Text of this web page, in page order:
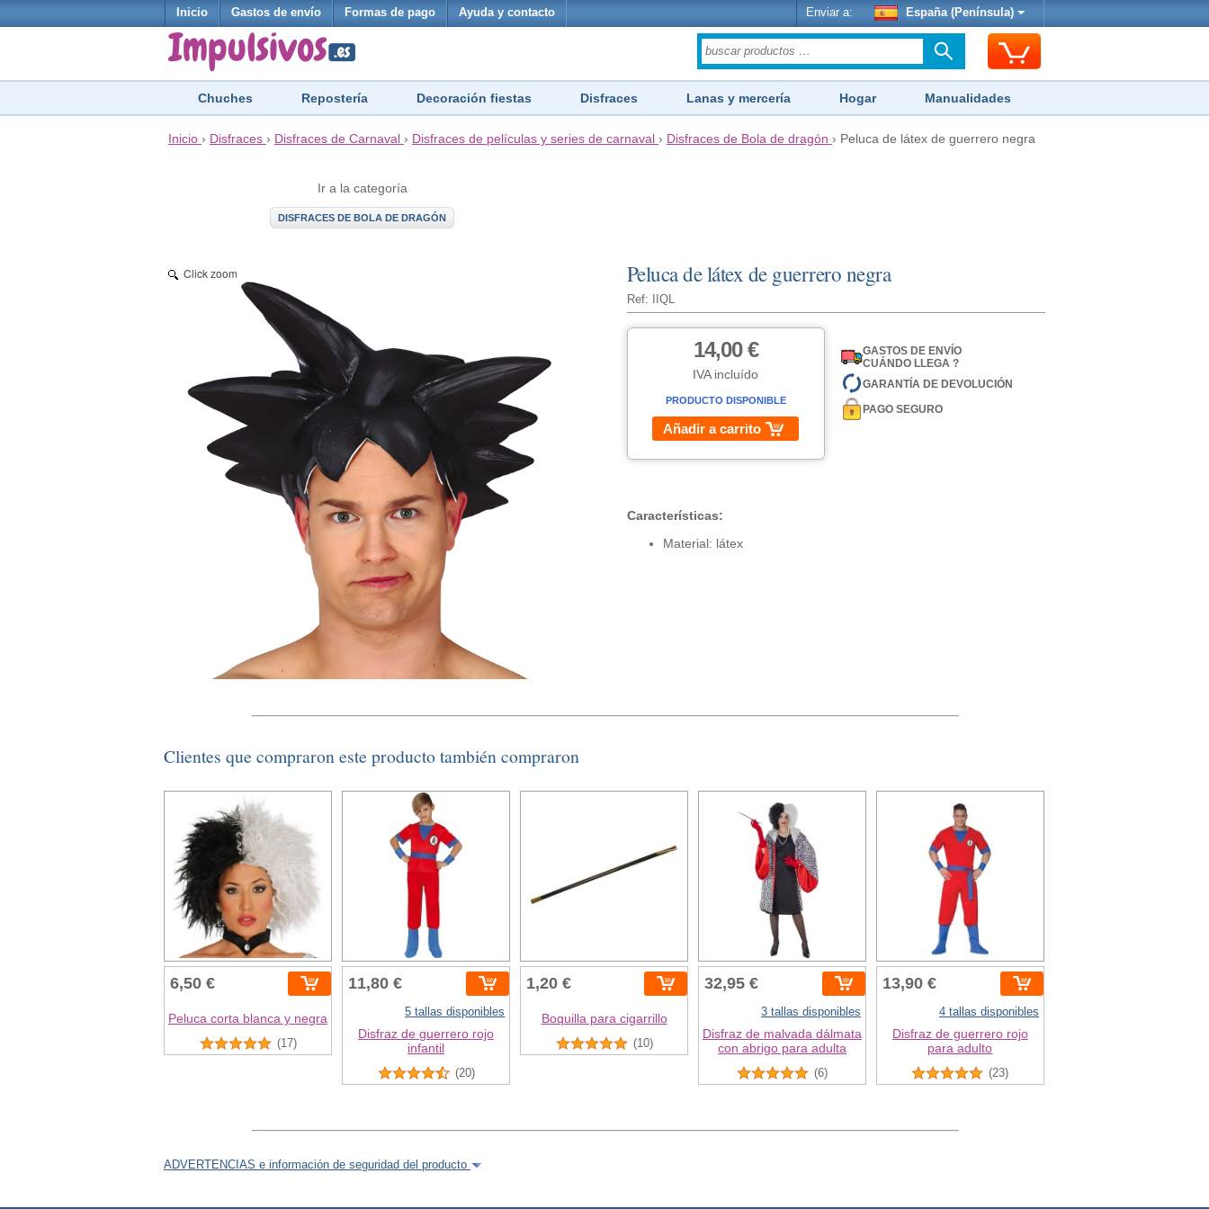
Inicio Gastos de envío Formas de pago Ayuda y contacto Enviar a: España (Península)
Chuches Repostería Decoración fiestas Disfraces Lanas y mercería Hogar Manualidades
Inicio › Disfraces › Disfraces de Carnaval › Disfraces de películas y series de carnaval › Disfraces de Bola de dragón › Peluca de látex de guerrero negra
Ir a la categoría
DISFRACES DE BOLA DE DRAGÓN
Peluca de látex de guerrero negra
Ref: IIQL
Click zoom
14,00 €
IVA incluído
PRODUCTO DISPONIBLE
Añadir a carrito
GASTOS DE ENVÍO
CUÁNDO LLEGA ?
GARANTÍA DE DEVOLUCIÓN
PAGO SEGURO
Características:
Material: látex
Clientes que compraron este producto también compraron
6,50 €
Peluca corta blanca y negra
(17)
11,80 €
5 tallas disponibles
Disfraz de guerrero rojo
infantil
(20)
1,20 €
Boquilla para cigarrillo
(10)
32,95 €
3 tallas disponibles
Disfraz de malvada dálmata
con abrigo para adulta
(6)
13,90 €
4 tallas disponibles
Disfraz de guerrero rojo
para adulto
(23)
ADVERTENCIAS e información de seguridad del producto